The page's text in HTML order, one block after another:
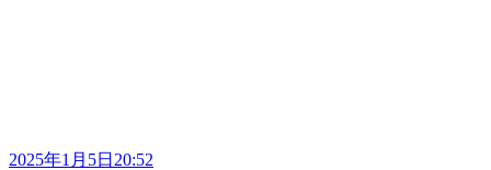
2025年1月5日20:52